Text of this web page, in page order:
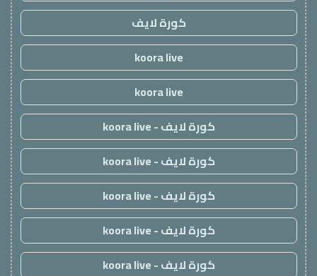
كورة لايف
koora live
koora live
كورة لايف - koora live
كورة لايف - koora live
كورة لايف - koora live
كورة لايف - koora live
كورة لايف - koora live